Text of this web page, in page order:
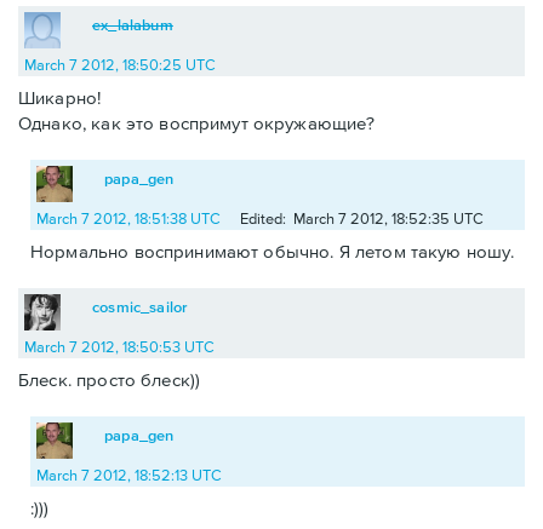
ex_lalabum
March 7 2012, 18:50:25 UTC
Шикарно!
Однако, как это воспримут окружающие?
papa_gen
March 7 2012, 18:51:38 UTC Edited: March 7 2012, 18:52:35 UTC
Нормально воспринимают обычно. Я летом такую ношу.
cosmic_sailor
March 7 2012, 18:50:53 UTC
Блеск. просто блеск))
papa_gen
March 7 2012, 18:52:13 UTC
:)))